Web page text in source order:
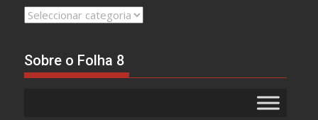
Leia
Sobre o Folha 8